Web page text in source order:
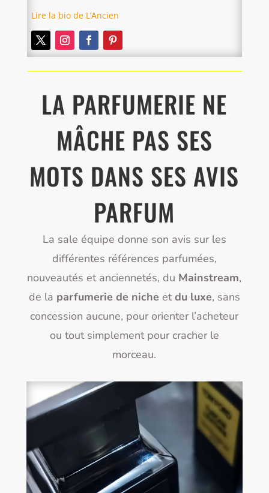
Lire la bio de L’Ancien
LA PARFUMERIE NE
MÂCHE PAS SES
MOTS DANS SES AVIS
PARFUM
La sale équipe donne son avis sur les
différentes références parfumées,
nouveautés et anciennetés, du Mainstream,
de la parfumerie de niche etdu luxe, sans
concession aucune, pour orienter l’acheteur
ou tout simplement pour cracher le
morceau.